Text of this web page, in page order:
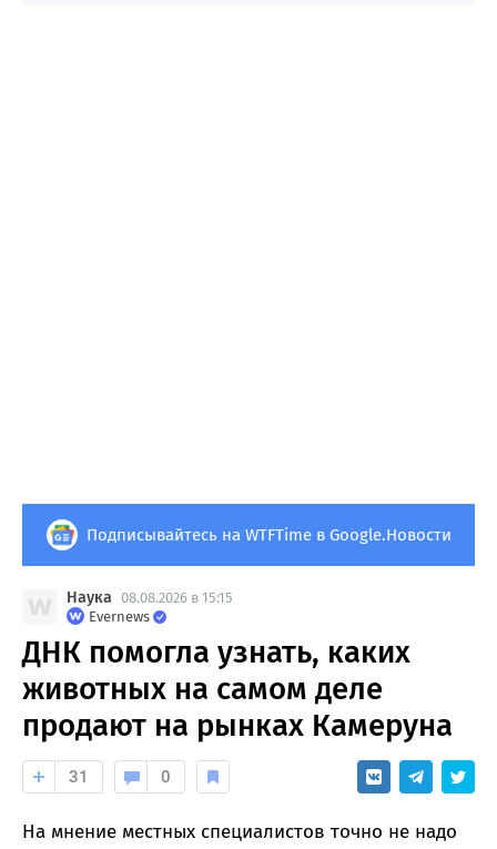
Подписывайтесь на WTFTime в Google.Новости
Наука 08.08.2026 в 15:15
Evernews
ДНК помогла узнать, каких
животных на самом деле
продают на рынках Камеруна
31 0
На мнение местных специалистов точно не надо